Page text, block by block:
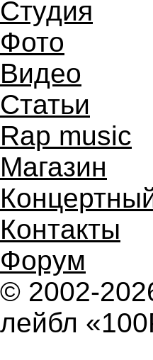
Студия
Фото
Видео
Статьи
Rap music
Магазин
Контакты
Форум
© 2002-
лейбл